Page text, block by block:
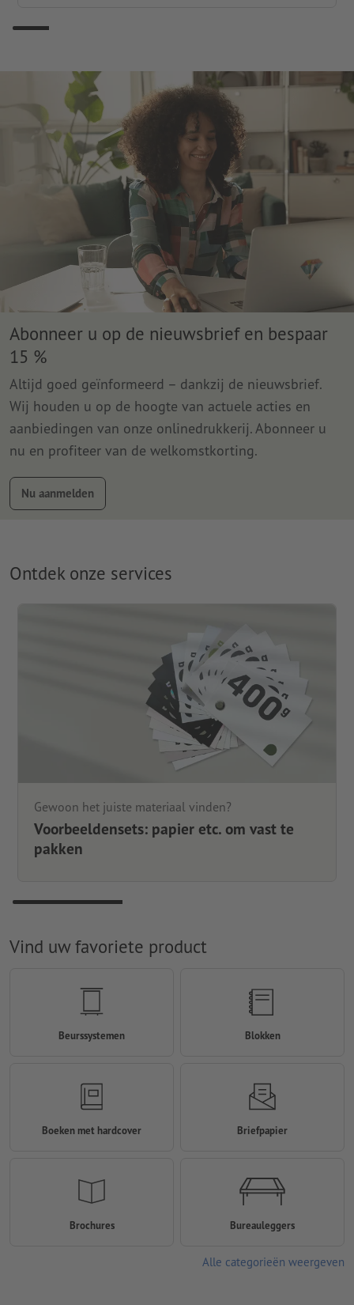
Abonneer u op de nieuwsbrief en bespaar
15 %
Altijd goed geïnformeerd – dankzij de nieuwsbrief.
Wij houden u op de hoogte van actuele acties en
aanbiedingen van onze onlinedrukkerij. Abonneer u
nu en profiteer van de welkomstkorting.
Nu aanmelden
Ontdek onze services
Gewoon het juiste materiaal vinden?
Voorbeeldensets: papier etc. om vast te
pakken
Vind uw favoriete product
Beurssystemen Blokken
Boeken met hardcover Briefpapier
Brochures Bureauleggers
Alle categorieën weergeven